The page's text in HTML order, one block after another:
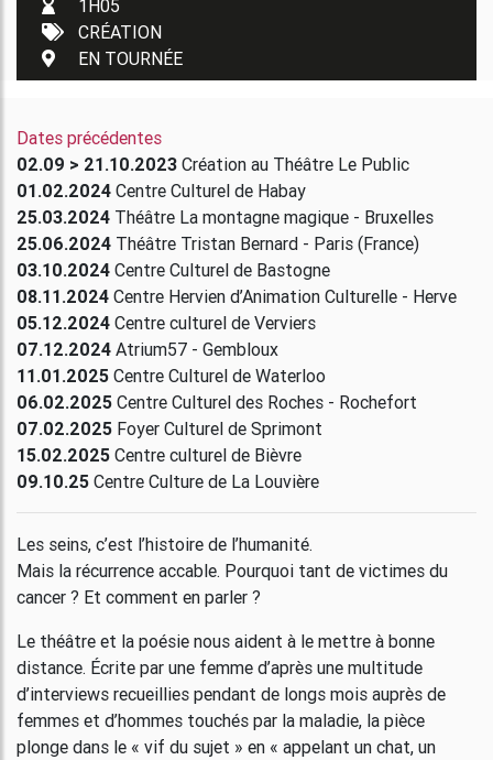
1H05
CRÉATION
EN TOURNÉE
Dates précédentes
02.09 > 21.10.2023 Création au Théâtre Le Public
01.02.2024 Centre Culturel de Habay
25.03.2024 Théâtre La montagne magique - Bruxelles
25.06.2024 Théâtre Tristan Bernard - Paris (France)
03.10.2024 Centre Culturel de Bastogne
08.11.2024 Centre Hervien d’Animation Culturelle - Herve
05.12.2024 Centre culturel de Verviers
07.12.2024 Atrium57 - Gembloux
11.01.2025 Centre Culturel de Waterloo
06.02.2025 Centre Culturel des Roches - Rochefort
07.02.2025 Foyer Culturel de Sprimont
15.02.2025 Centre culturel de Bièvre
09.10.25 Centre Culture de La Louvière
Les seins, c’est l’histoire de l’humanité.
Mais la récurrence accable. Pourquoi tant de victimes du
cancer ? Et comment en parler ?
Le théâtre et la poésie nous aident à le mettre à bonne
distance. Écrite par une femme d’après une multitude
d’interviews recueillies pendant de longs mois auprès de
femmes et d’hommes touchés par la maladie, la pièce
plonge dans le « vif du sujet » en « appelant un chat, un